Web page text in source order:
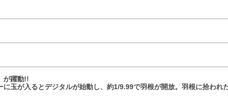
が躍動!!
玉が入るとデジタルが始動し、約1/9.99で羽根が開放。羽根に拾われ